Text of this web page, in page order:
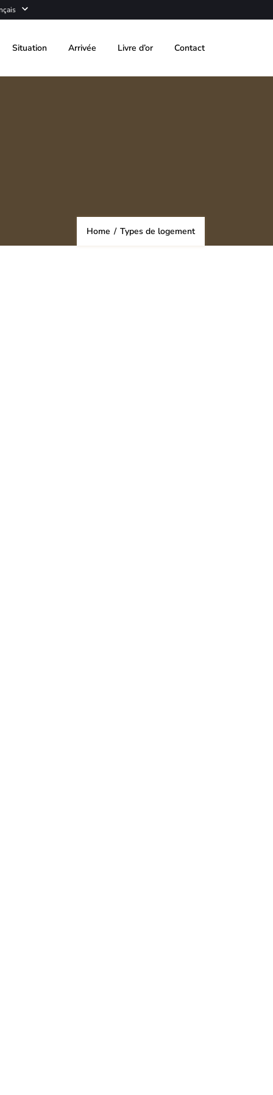
Situation Arrivée Livre d’or Contact
Home / Types de logement